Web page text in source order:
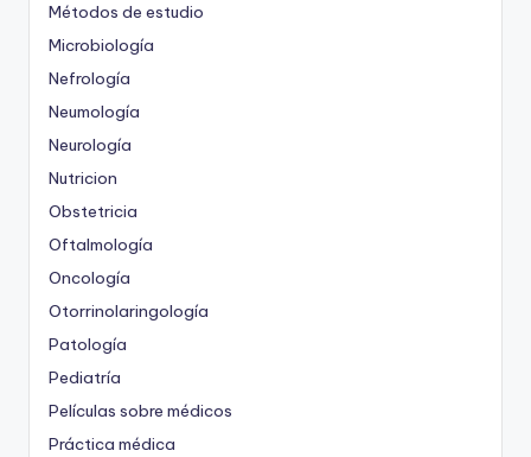
Métodos de estudio
Microbiología
Nefrología
Neumología
Neurología
Nutricion
Obstetricia
Oftalmología
Oncología
Otorrinolaringología
Patología
Pediatría
Películas sobre médicos
Práctica médica